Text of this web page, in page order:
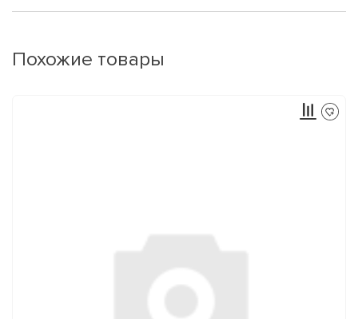
Похожие товары